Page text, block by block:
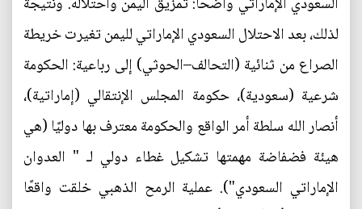
لذلك، بعد الاحتلال السعودي الإماراتي لليمن تغيرت خريطة
الصراع من ثنائية (التحالف–الحوثي) إلى رباعية: الحكومة
شرعية (سعودية)، حكومة المجلس الإنتقالي (إماراتية)،
أنصار الله سلطة أمر الواقع والحكومة معترف بها دوليًا (هي
هيئة فضفاضة مهمتها تشكيل غطاء دولي لـ " العدوان
الإماراتي السعودي"). عملية الرمح الذهبي خلقت واقعًا